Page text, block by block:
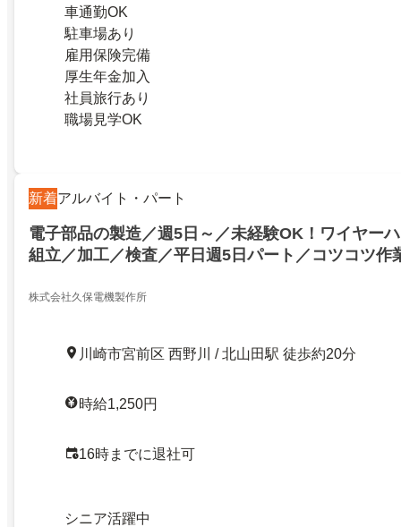
車通勤OK
駐車場あり
雇用保険完備
厚生年金加入
社員旅行あり
職場見学OK
新着アルバイト・パート
電子部品の製造／週5日～／未経験OK！ワイヤー
組立／加工／検査／平日週5日パート／コツコツ作
株式会社久保電機製作所
川崎市宮前区 西野川 / 北山田駅 徒歩約20分
時給1,250円
16時までに退社可
シニア活躍中